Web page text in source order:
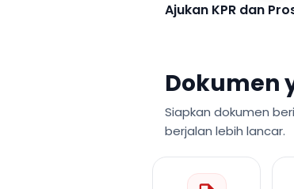
Ajukan KPR dan
Dokumen
Siapkan dokumen
berjalan lebih lancar.